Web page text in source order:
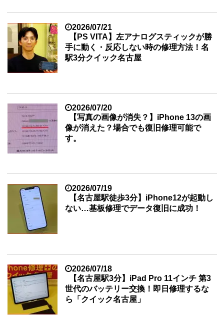
2026/07/21
【PS VITA】左アナログスティックが勝
手に動く・反応しない時の修理方法！名
駅3分クイック名古屋
2026/07/20
【写真の画像が消失？】iPhone 13の画
像が消えた？場合でも復旧修理可能で
す。
2026/07/19
【名古屋駅徒歩3分】iPhone12が起動し
ない…基板修理でデータ復旧に成功！
2026/07/18
【名古屋駅3分】iPad Pro 11インチ 第3
世代のバッテリー交換！即日修理するな
ら「クイック名古屋」